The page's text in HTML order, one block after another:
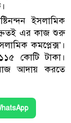
ইসলামিক
দ্রুতই এর কাজ শুরু
কমপ্লেক্স’।
কোটি টাকা।
আদায় করতে